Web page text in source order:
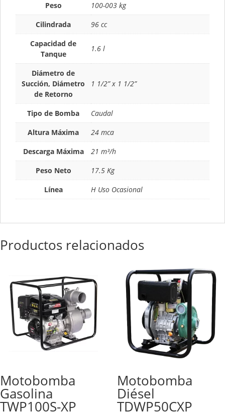
Peso
100-003 kg
Cilindrada
96 cc
Capacidad de
Tanque
1.6 l
Diámetro de
Succión, Diámetro
de Retorno
1 1/2” x 1 1/2”
Tipo de Bomba
Caudal
Altura Máxima
24 mca
Descarga Máxima
21 m³/h
Peso Neto
17.5 Kg
Línea
H Uso Ocasional
Productos relacionados
Motobomba
Gasolina
TWP100S-XP
Motobomba
Diésel
TDWP50CXP